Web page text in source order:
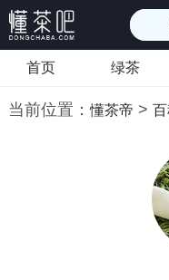
首页 绿茶
当前位置：懂茶帝 >